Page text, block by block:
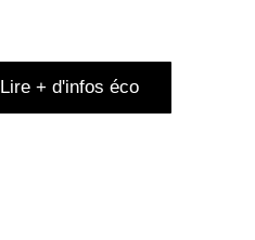
Lire + d'infos éco